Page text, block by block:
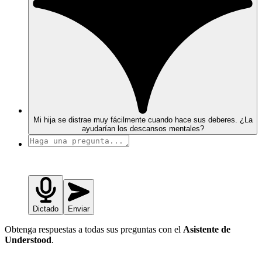
Mi hija se distrae muy fácilmente cuando hace sus deberes. ¿La
ayudarían los descansos mentales?
Dictado Enviar
Obtenga respuestas a todas sus preguntas con el Asistente de
Understood.